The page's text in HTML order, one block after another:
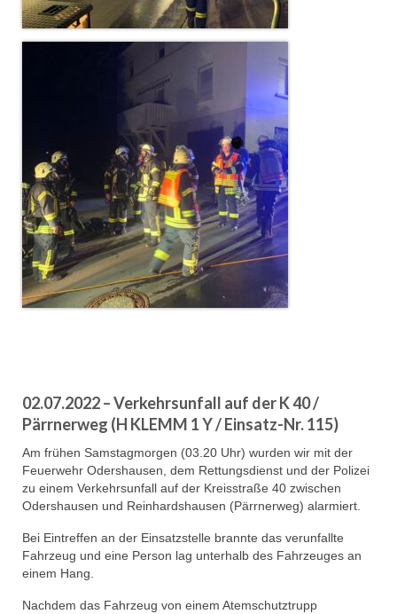
02.07.2022 – Verkehrsunfall auf der K 40 /
Pärrnerweg (H KLEMM 1 Y / Einsatz-Nr. 115)
Am frühen Samstagmorgen (03.20 Uhr) wurden wir mit der
Feuerwehr Odershausen, dem Rettungsdienst und der Polizei
zu einem Verkehrsunfall auf der Kreisstraße 40 zwischen
Odershausen und Reinhardshausen (Pärrnerweg) alarmiert.
Bei Eintreffen an der Einsatzstelle brannte das verunfallte
Fahrzeug und eine Person lag unterhalb des Fahrzeuges an
einem Hang.
Nachdem das Fahrzeug von einem Atemschutztrupp